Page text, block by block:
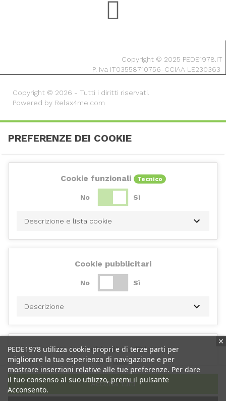
Copyright © 2025 PEDE1978.IT
P. Iva IT03558710756-CCIAA LE230363
Copyright © 2026 - Tutti i diritti riservati.
Powered by Relax4me.com
PEDE1978 utilizza cookie propri e di terze parti per
migliorare la tua esperienza di navigazione e per
mostrare inserzioni relative alle tue preferenze. Per dare
il tuo consenso al suo utilizzo, premi il pulsante
Acconsento.
PREFERENZE DEI COOKIE
Cookie funzionali Tecnico
No Sì
Descrizione e lista cookie
Cookie pubblicitari
No Sì
Descrizione
Cookie di analisi
No Sì
Descrizione
Accetta tutti